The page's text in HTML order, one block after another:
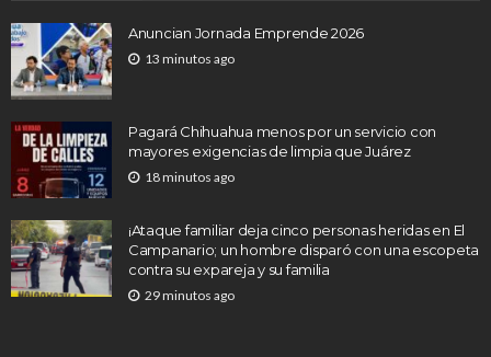
Anuncian Jornada Emprende 2026
13 minutos ago
Pagará Chihuahua menos por un servicio con
mayores exigencias de limpia que Juárez
18 minutos ago
¡Ataque familiar deja cinco personas heridas en El
Campanario; un hombre disparó con una escopeta
contra su expareja y su familia
29 minutos ago